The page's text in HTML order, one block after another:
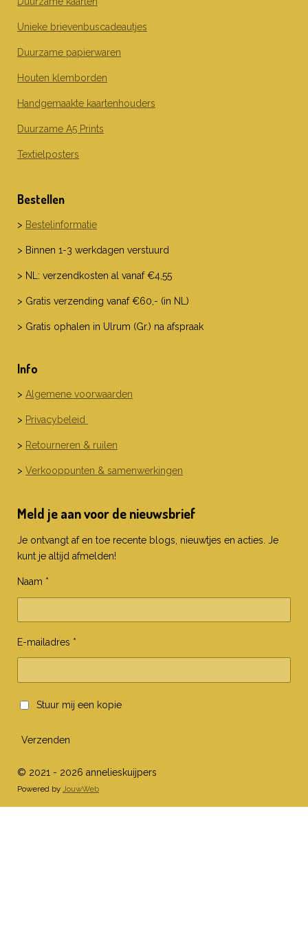
Unieke brievenbuscadeautjes
Duurzame papierwaren
Houten klemborden
Handgemaakte kaartenhouders
Duurzame A5 Prints
Textielposters
Bestellen
> Bestelinformatie
> Binnen 1-3 werkdagen verstuurd
> NL: verzendkosten al vanaf €4,55
> Gratis verzending vanaf €60,- (in NL)
> Gratis ophalen in Ulrum (Gr.) na afspraak
Info
> Algemene voorwaarden
> Privacybeleid
> Retourneren & ruilen
> Verkooppunten & samenwerkingen
Meld je aan voor de nieuwsbrief
Je ontvangt af en toe recente blogs, nieuwtjes en acties. Je
kunt je altijd afmelden!
Naam *
E-mailadres *
Stuur mij een kopie
Verzenden
© 2021 - 2026 annelieskuijpers
Powered by JouwWeb